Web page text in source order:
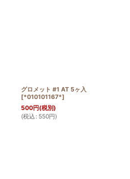
グロメット #1 AT 5ヶ入
[*010101167*]
500円(税別)
(税込 : 550円)